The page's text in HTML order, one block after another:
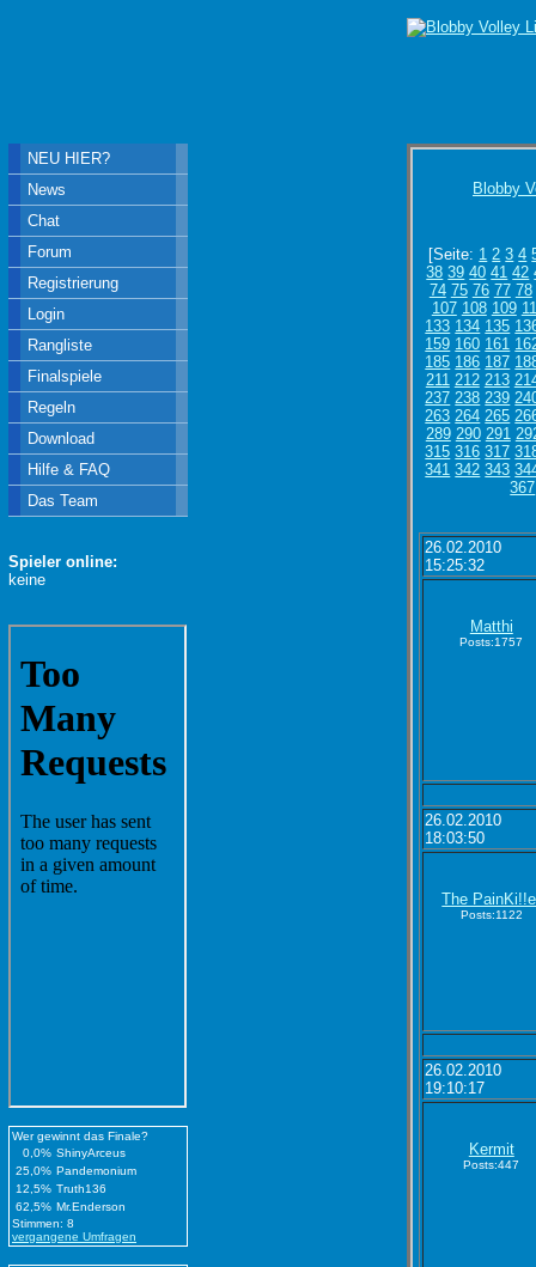
Blobby
[Seite: 1 2 3 4
38 39 40 41 42
74 75 76 77 78
107 108 109
133 134 135
159 160 161
185 186 187
211 212 213
237 238 239
263 264 265
289 290 291
315 316 317
341 342 343
367
26.02.2010
15:25:32
Matthi
Posts:1757
26.02.2010
18:03:50
The
Posts:1122
26.02.2010
19:10:17
Kermit
Posts:447
NEU HIER?
News
Chat
Forum
Registrierung
Login
Rangliste
Finalspiele
Regeln
Download
Hilfe & FAQ
Das Team
Spieler online:
keine
Wer gewinnt das Finale?
0,0% ShinyArceus
25,0% Pandemonium
12,5% Truth136
62,5% Mr.Enderson
Stimmen: 8
vergangene Umfragen